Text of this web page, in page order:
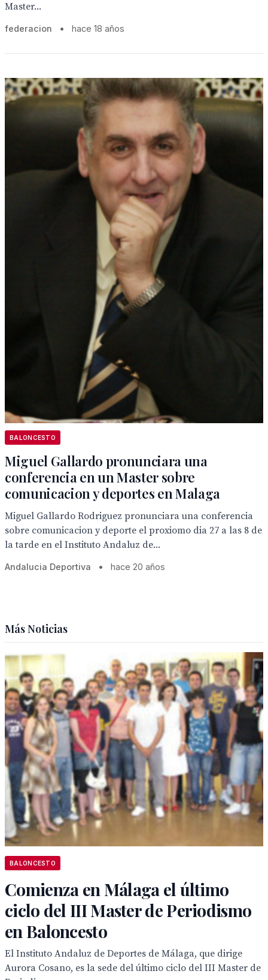
Master...
federacion • hace 18 años
BALONCESTO
Miguel Gallardo pronunciara una
conferencia en un Master sobre
comunicacion y deportes en Malaga
Miguel Gallardo Rodriguez pronunciara una conferencia
sobre comunicacion y deporte el proxiomo dia 27 a las 8 de
la tarde en el Instituto Andaluz de...
Andalucia Deportiva • hace 20 años
Más Noticias
BALONCESTO
Comienza en Málaga el último
ciclo del III Master de Periodismo
en Baloncesto
El Instituto Andaluz de Deportes de Málaga, que dirige
Aurora Cosano, es la sede del último ciclo del III Master de